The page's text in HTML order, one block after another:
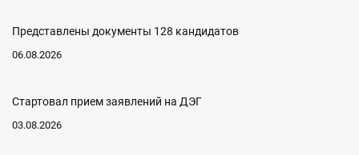
Представлены документы 128 кандидатов
06.08.2026
Стартовал прием заявлений на ДЭГ
03.08.2026